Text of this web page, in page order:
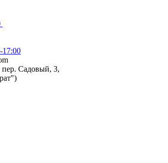
17:00
пер. Садовый, 3,